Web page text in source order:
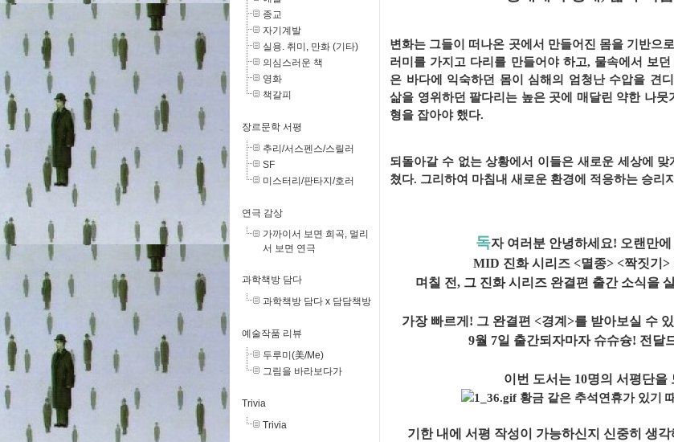
종교
자기계발
실용. 취미, 만화 (기타)
의심스러운 책
영화
책갈피
장르문학 서평
추리/서스펜스/스릴러
SF
미스터리/판타지/호러
연극 감상
가까이서 보면 희곡, 멀리
서 보면 연극
과학책방 담다
과학책방 담다 x 담담책방
예술작품 리뷰
두루미(美/Me)
그림을 바라보다가
Trivia
Trivia
변화는 그들이 떠나온 곳에서 만들어진 몸을 기반으
러미를 가지고 다리를 만들어야 하고, 물속에서 보
은 바다에 익숙하던 몸이 심해의 엄청난 수압을 견
삶을 영위하던 팔다리는 높은 곳에 매달린 약한 나
형을 잡아야 했다.
되돌아갈 수 없는 상황에서 이들은 새로운 세상에
쳤다. 그리하여 마침내 새로운 환경에 적응하는 승리
독자 여러분 안녕하세요! 오랜만
MID 진화 시리즈 <멸종> <짝짓기>
며칠 전, 그 진화 시리즈 완결편 출간 소식을
가장 빠르게! 그 완결편 <경계>를 받아보실 수
9월 7일 출간되자마자 슈슈슝! 전달
이번 도서는 10명의 서평단을
황금 같은 추석연휴가 있기
기한 내에 서평 작성이 가능하신지 신중히 생